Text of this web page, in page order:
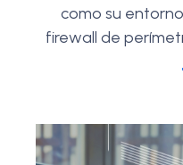
como su
firewall de